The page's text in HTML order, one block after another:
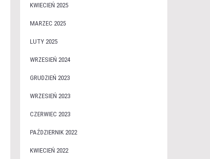
KWIECIEŃ 2025
MARZEC 2025
LUTY 2025
WRZESIEŃ 2024
GRUDZIEŃ 2023
WRZESIEŃ 2023
CZERWIEC 2023
PAŹDZIERNIK 2022
KWIECIEŃ 2022